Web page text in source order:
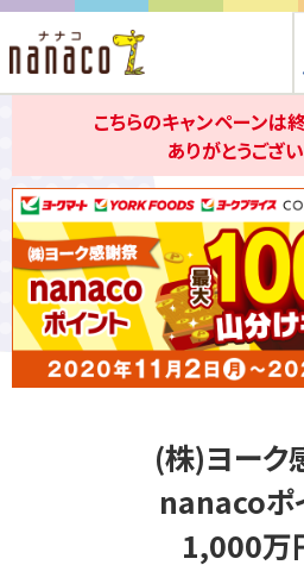
こちらのキャンペーンは
ありがとうござい
(株)ヨーク
nanacoポ
1,000万